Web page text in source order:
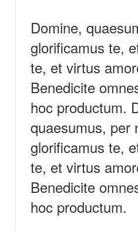
Domine,
glorificamus te,
te, et virtus
Benedicite
hoc productum.
quaesumus, per
glorificamus te,
te, et virtus
Benedicite
hoc productum.